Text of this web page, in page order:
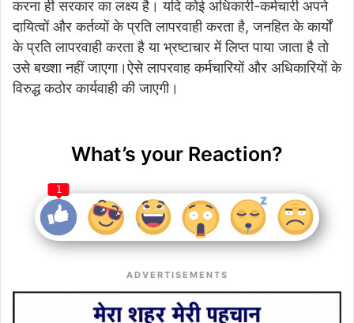
करना ही सरकार का लक्ष्य है। यदि कोई अधिकारी-कर्मचारी अपने
दायित्वों और कर्तव्यों के प्रति लापरवाही करता है, जनहित के कार्यों
के प्रति लापरवाही करता है या भ्रष्टाचार में लिप्त पाया जाता है तो
उसे बख्शा नहीं जाएगा।ऐसे लापरवाह कर्मचारियों और अधिकारियों के
विरुद्ध कठोर कार्यवाही की जाएगी।
What’s your Reaction?
1
ADVERTISEMENTS